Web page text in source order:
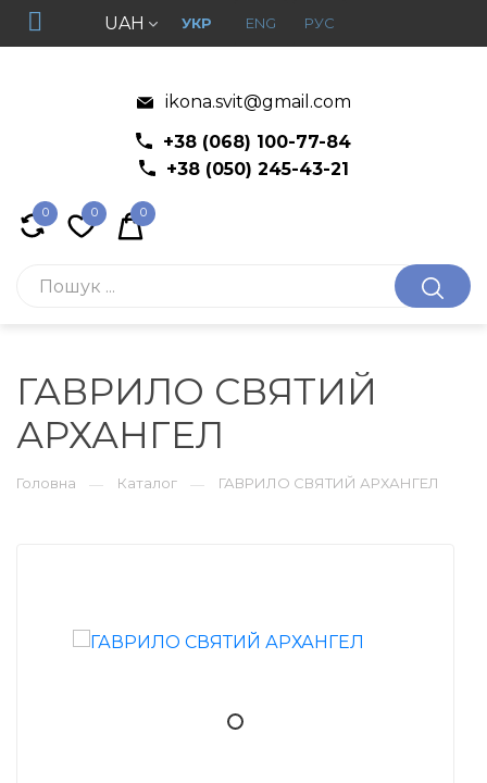
UAH УКР ENG РУС
ikona.svit@gmail.com
+38 (068) 100-77-84
+38 (050) 245-43-21
0 0 0
ГАВРИЛО СВЯТИЙ
АРХАНГЕЛ
Головна — Каталог — ГАВРИЛО СВЯТИЙ АРХАНГЕЛ